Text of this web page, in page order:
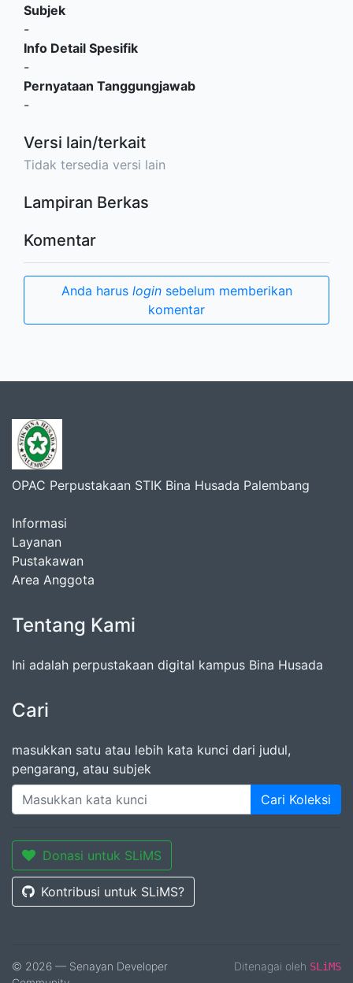
Subjek
-
Info Detail Spesifik
-
Pernyataan Tanggungjawab
-
Versi lain/terkait
Tidak tersedia versi lain
Lampiran Berkas
Komentar
Anda harus loginsebelum memberikan
komentar
OPAC Perpustakaan STIK Bina Husada Palembang
Informasi
Layanan
Pustakawan
Area Anggota
Tentang Kami
Ini adalah perpustakaan digital kampus Bina Husada
Cari
masukkan satu atau lebih kata kunci dari judul,
pengarang, atau subjek
Cari Koleksi
Donasi untuk SLiMS
Kontribusi untuk SLiMS?
© 2026 — Senayan Developer
Ditenagai oleh SLiMS